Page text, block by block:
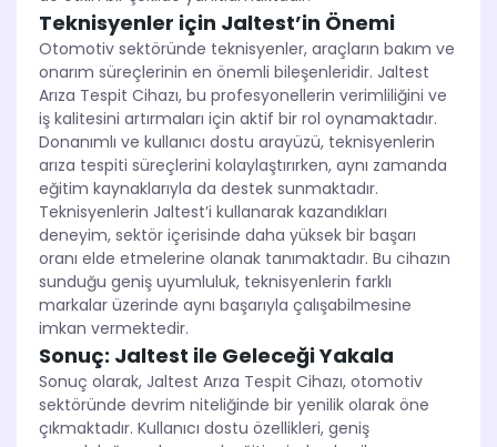
Teknisyenler için Jaltest’in Önemi
Otomotiv sektöründe teknisyenler, araçların bakım ve
onarım süreçlerinin en önemli bileşenleridir. Jaltest
Arıza Tespit Cihazı, bu profesyonellerin verimliliğini ve
iş kalitesini artırmaları için aktif bir rol oynamaktadır.
Donanımlı ve kullanıcı dostu arayüzü, teknisyenlerin
arıza tespiti süreçlerini kolaylaştırırken, aynı zamanda
eğitim kaynaklarıyla da destek sunmaktadır.
Teknisyenlerin Jaltest’i kullanarak kazandıkları
deneyim, sektör içerisinde daha yüksek bir başarı
oranı elde etmelerine olanak tanımaktadır. Bu cihazın
sunduğu geniş uyumluluk, teknisyenlerin farklı
markalar üzerinde aynı başarıyla çalışabilmesine
imkan vermektedir.
Sonuç: Jaltest ile Geleceği Yakala
Sonuç olarak, Jaltest Arıza Tespit Cihazı, otomotiv
sektöründe devrim niteliğinde bir yenilik olarak öne
çıkmaktadır. Kullanıcı dostu özellikleri, geniş